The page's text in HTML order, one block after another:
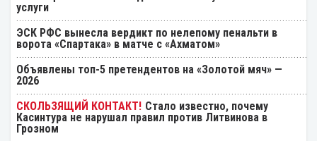
услуги
ЭСК РФС вынесла вердикт по нелепому пенальти в
ворота «Спартака» в матче с «Ахматом»
Объявлены топ-5 претендентов на «Золотой мяч» —
2026
Стало известно, почему
Касинтура не нарушал правил против Литвинова в
Грозном